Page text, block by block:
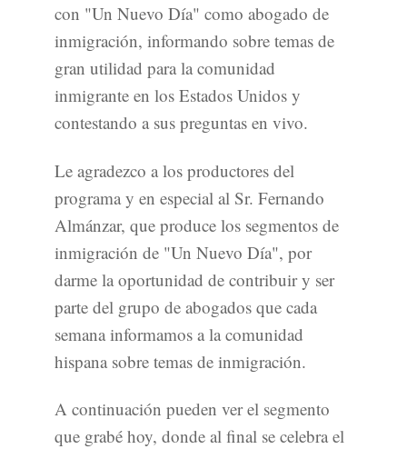
con "Un Nuevo Día" como abogado de
inmigración, informando sobre temas de
gran utilidad para la comunidad
inmigrante en los Estados Unidos y
contestando a sus preguntas en vivo.
Le agradezco a los productores del
programa y en especial al Sr. Fernando
Almánzar, que produce los segmentos de
inmigración de "Un Nuevo Día", por
darme la oportunidad de contribuir y ser
parte del grupo de abogados que cada
semana informamos a la comunidad
hispana sobre temas de inmigración.
A continuación pueden ver el segmento
que grabé hoy, donde al final se celebra el